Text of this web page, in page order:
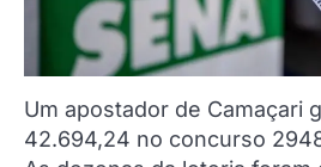
Um apostador de Camaçari
42.694,24 no concurso